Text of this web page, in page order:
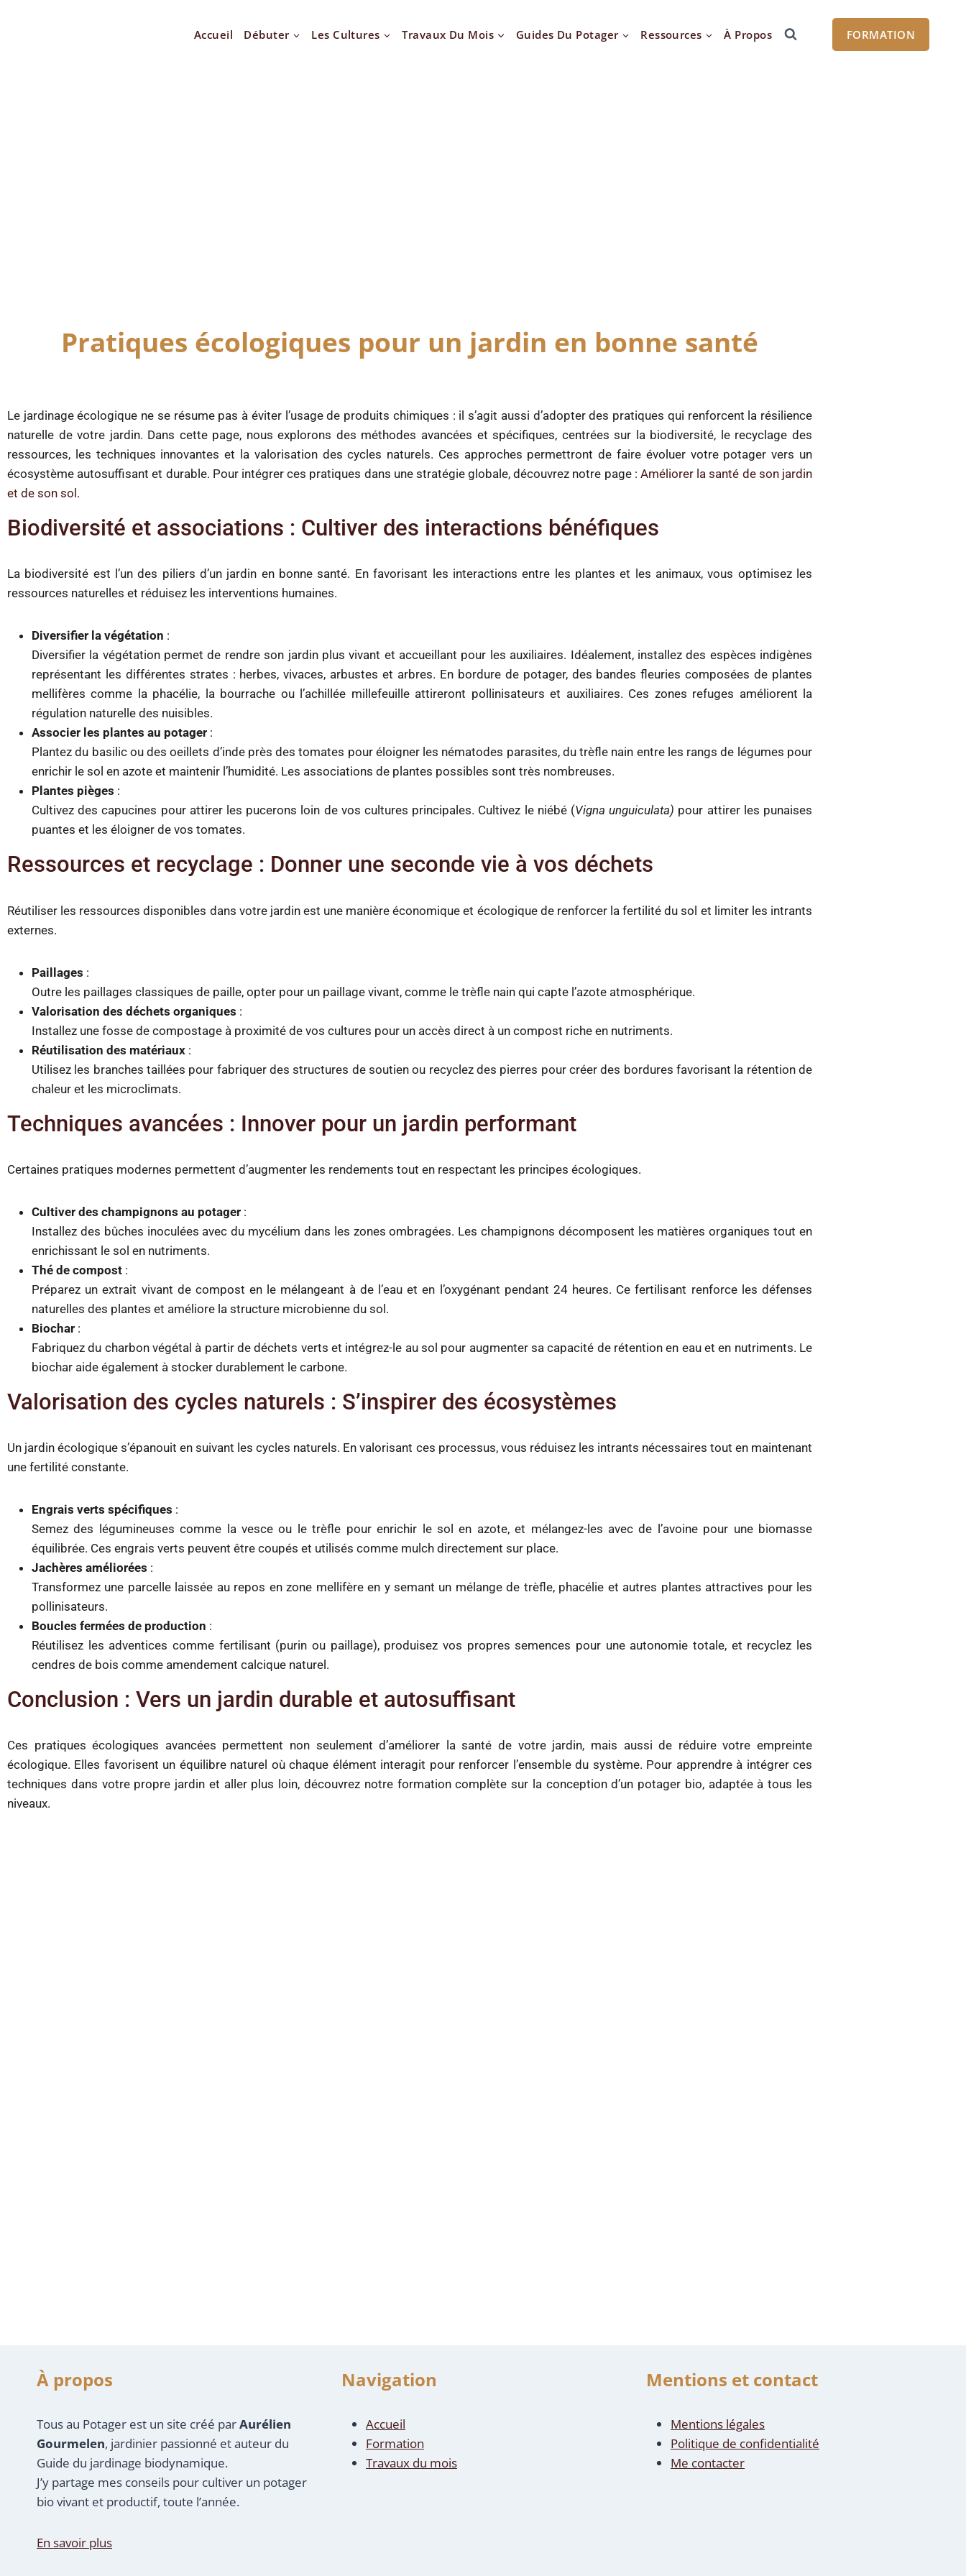
Accueil Débuter Les Cultures Travaux Du Mois Guides Du Potager Ressources À Propos FORMATION
Pratiques écologiques pour un jardin en bonne santé
Le jardinage écologique ne se résume pas à éviter l’usage de produits chimiques : il s’agit aussi d’adopter des pratiques qui renforcent la résilience
naturelle de votre jardin. Dans cette page, nous explorons des méthodes avancées et spécifiques, centrées sur la biodiversité, le recyclage des
ressources, les techniques innovantes et la valorisation des cycles naturels. Ces approches permettront de faire évoluer votre potager vers un
écosystème autosuffisant et durable. Pour intégrer ces pratiques dans une stratégie globale, découvrez notre page :Améliorer la santé de son jardin
et de son sol .
Biodiversité et associations : Cultiver des interactions bénéfiques
La biodiversité est l’un des piliers d’un jardin en bonne santé. En favorisant les interactions entre les plantes et les animaux, vous optimisez les
ressources naturelles et réduisez les interventions humaines.
Diversifier la végétation :
Diversifier la végétation permet de rendre son jardin plus vivant et accueillant pour les auxiliaires. Idéalement, installez des espèces indigènes
représentant les différentes strates : herbes, vivaces, arbustes et arbres. En bordure de potager, des bandes fleuries composées de plantes
mellifères comme la phacélie, la bourrache ou l’achillée millefeuille attireront pollinisateurs et auxiliaires. Ces zones refuges améliorent la
régulation naturelle des nuisibles.
Associer les plantes au potager :
Plantez du basilic ou des oeillets d’inde près des tomates pour éloigner les nématodes parasites, du trèfle nain entre les rangs de légumes pour
enrichir le sol en azote et maintenir l’humidité. Les associations de plantes possibles sont très nombreuses.
Plantes pièges :
Cultivez des capucines pour attirer les pucerons loin de vos cultures principales. Cultivez le niébé (Vigna unguiculata) pour attirer les punaises
puantes et les éloigner de vos tomates.
Ressources et recyclage : Donner une seconde vie à vos déchets
Réutiliser les ressources disponibles dans votre jardin est une manière économique et écologique de renforcer la fertilité du sol et limiter les intrants
externes.
Paillages :
Outre les paillages classiques de paille, opter pour un paillage vivant, comme le trèfle nain qui capte l’azote atmosphérique.
Valorisation des déchets organiques :
Installez une fosse de compostage à proximité de vos cultures pour un accès direct à un compost riche en nutriments.
Réutilisation des matériaux :
Utilisez les branches taillées pour fabriquer des structures de soutien ou recyclez des pierres pour créer des bordures favorisant la rétention de
chaleur et les microclimats.
Techniques avancées : Innover pour un jardin performant
Certaines pratiques modernes permettent d’augmenter les rendements tout en respectant les principes écologiques.
Cultiver des champignons au potager :
Installez des bûches inoculées avec du mycélium dans les zones ombragées. Les champignons décomposent les matières organiques tout en
enrichissant le sol en nutriments.
Thé de compost :
Préparez un extrait vivant de compost en le mélangeant à de l’eau et en l’oxygénant pendant 24 heures. Ce fertilisant renforce les défenses
naturelles des plantes et améliore la structure microbienne du sol.
Biochar :
Fabriquez du charbon végétal à partir de déchets verts et intégrez-le au sol pour augmenter sa capacité de rétention en eau et en nutriments. Le
biochar aide également à stocker durablement le carbone.
Valorisation des cycles naturels : S’inspirer des écosystèmes
Un jardin écologique s’épanouit en suivant les cycles naturels. En valorisant ces processus, vous réduisez les intrants nécessaires tout en maintenant
une fertilité constante.
Engrais verts spécifiques :
Semez des légumineuses comme la vesce ou le trèfle pour enrichir le sol en azote, et mélangez-les avec de l’avoine pour une biomasse
équilibrée. Ces engrais verts peuvent être coupés et utilisés comme mulch directement sur place.
Jachères améliorées :
Transformez une parcelle laissée au repos en zone mellifère en y semant un mélange de trèfle, phacélie et autres plantes attractives pour les
pollinisateurs.
Boucles fermées de production :
Réutilisez les adventices comme fertilisant (purin ou paillage), produisez vos propres semences pour une autonomie totale, et recyclez les
cendres de bois comme amendement calcique naturel.
Conclusion : Vers un jardin durable et autosuffisant
Ces pratiques écologiques avancées permettent non seulement d’améliorer la santé de votre jardin, mais aussi de réduire votre empreinte
écologique. Elles favorisent un équilibre naturel où chaque élément interagit pour renforcer l’ensemble du système. Pour apprendre à intégrer ces
techniques dans votre propre jardin et aller plus loin, découvrez notre formation complète sur la conception d’un potager bio, adaptée à tous les
niveaux.
À propos
Tous au Potager est un site créé parAurélien
Gourmelen, jardinier passionné et auteur du
Guide du jardinage biodynamique.
J’y partage mes conseils pour cultiver un potager
bio vivant et productif, toute l’année.
En savoir plus
Navigation
Accueil
Formation
Travaux du mois
Mentions et contact
Mentions légales
Politique de confidentialité
Me contacter